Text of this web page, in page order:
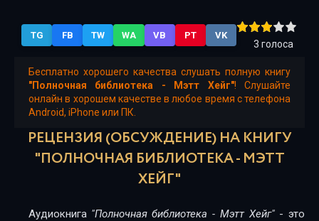
TG
FB TW WA VB PT VK
3 голоса
Бесплатно хорошего качества слушать полную книгу
"Полночная библиотека - Мэтт Хейг"! Слушайте
онлайн в хорошем качестве в любое время с телефона
Android, iPhone или ПК.
РЕЦЕНЗИЯ (ОБСУЖДЕНИЕ) НА КНИГУ
"ПОЛНОЧНАЯ БИБЛИОТЕКА - МЭТТ
ХЕЙГ"
Аудиокнига "Полночная библиотека - Мэтт Хейг"- это